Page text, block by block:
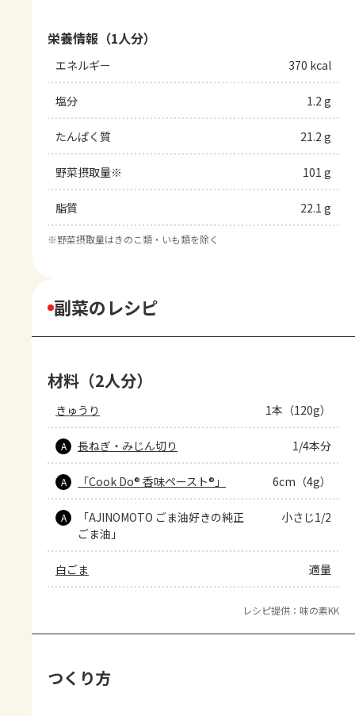
栄養情報（1人分）
エネルギー 370 kcal
塩分 1.2 g
たんぱく質 21.2 g
野菜摂取量※ 101 g
脂質 22.1 g
※野菜摂取量はきのこ類・いも類を除く
副菜のレシピ
材料（2人分）
きゅうり 1本（120g）
A 長ねぎ・みじん切り 1/4本分
A 「Cook Do® 香味ペースト®」 6cm（4g）
A
「AJINOMOTO ごま油好きの純正
ごま油」
小さじ1/2
白ごま 適量
レシピ提供：味の素KK
つくり方